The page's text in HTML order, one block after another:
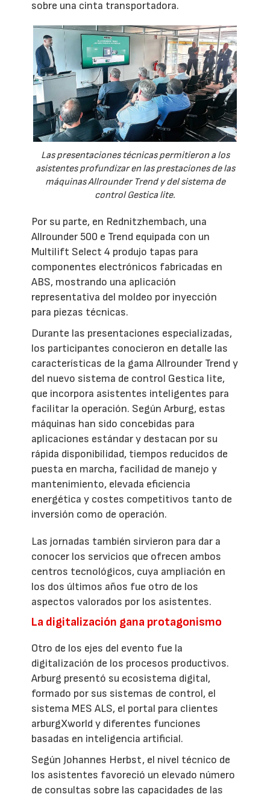
sobre una cinta transportadora.
Las presentaciones técnicas permitieron a los
asistentes profundizar en las prestaciones de las
máquinas Allrounder Trend y del sistema de
control Gestica lite.
Por su parte, en Rednitzhembach, una
Allrounder 500 e Trend equipada con un
Multilift Select 4 produjo tapas para
componentes electrónicos fabricadas en
ABS, mostrando una aplicación
representativa del moldeo por inyección
para piezas técnicas.
Durante las presentaciones especializadas,
los participantes conocieron en detalle las
características de la gama Allrounder Trend y
del nuevo sistema de control Gestica lite,
que incorpora asistentes inteligentes para
facilitar la operación. Según Arburg, estas
máquinas han sido concebidas para
aplicaciones estándar y destacan por su
rápida disponibilidad, tiempos reducidos de
puesta en marcha, facilidad de manejo y
mantenimiento, elevada eficiencia
energética y costes competitivos tanto de
inversión como de operación.
Las jornadas también sirvieron para dar a
conocer los servicios que ofrecen ambos
centros tecnológicos, cuya ampliación en
los dos últimos años fue otro de los
aspectos valorados por los asistentes.
La digitalización gana protagonismo
Otro de los ejes del evento fue la
digitalización de los procesos productivos.
Arburg presentó su ecosistema digital,
formado por sus sistemas de control, el
sistema MES ALS, el portal para clientes
arburgXworld y diferentes funciones
basadas en inteligencia artificial.
Según Johannes Herbst, el nivel técnico de
los asistentes favoreció un elevado número
de consultas sobre las capacidades de las